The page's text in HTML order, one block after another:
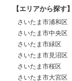
【エリアから探す】
さいたま市浦和区
さいたま市中央区
さいたま市緑区
さいたま市見沼区
さいたま市桜区
さいたま市大宮区